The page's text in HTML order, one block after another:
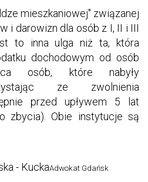
mieszkaniowej" związanej
i darowizn dla osób z I, II i III
to inna ulga niż ta, która
dochodowym od osób
osób, które nabyły
ze zwolnienia
przed upływem 5 lat
zbycia). Obie instytucje są
- KuckaAdwokat Gdańsk